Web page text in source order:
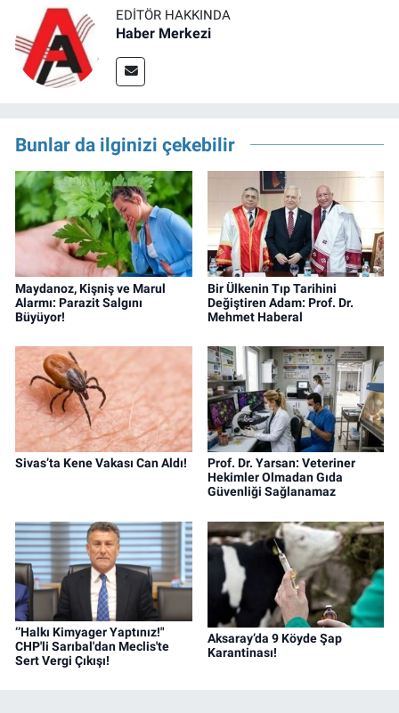
EDITÖR HAKKINDA
Haber Merkezi
Bunlar da ilginizi çekebilir
Maydanoz, Kişniş ve Marul
Alarmı: Parazit Salgını
Büyüyor!
Bir Ülkenin Tıp Tarihini
Değiştiren Adam: Prof. Dr.
Mehmet Haberal
Sivas’ta Kene Vakası Can Aldı!
Prof. Dr. Yarsan: Veteriner
Hekimler Olmadan Gıda
Güvenliği Sağlanamaz
‘’Halkı Kimyager Yaptınız!"
CHP'li Sarıbal'dan Meclis'te
Sert Vergi Çıkışı!
Aksaray’da 9 Köyde Şap
Karantinası!